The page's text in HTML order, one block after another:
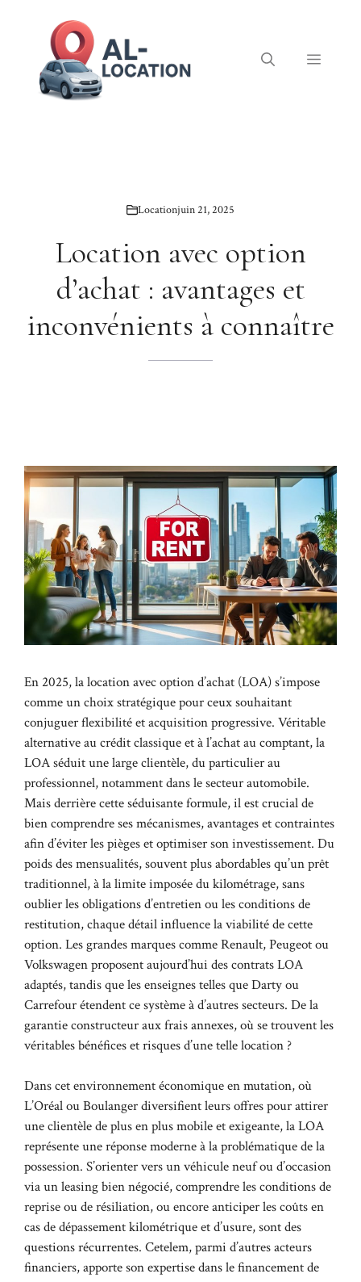
Menu
Locationjuin 21, 2025
Location avec option
d’achat : avantages et
inconvénients à connaître
En 2025, la location avec option d’achat (LOA) s’impose
comme un choix stratégique pour ceux souhaitant
conjuguer flexibilité et acquisition progressive. Véritable
alternative au crédit classique et à l’achat au comptant, la
LOA séduit une large clientèle, du particulier au
professionnel, notamment dans le secteur automobile.
Mais derrière cette séduisante formule, il est crucial de
bien comprendre ses mécanismes, avantages et contraintes
afin d’éviter les pièges et optimiser son investissement. Du
poids des mensualités, souvent plus abordables qu’un prêt
traditionnel, à la limite imposée du kilométrage, sans
oublier les obligations d’entretien ou les conditions de
restitution, chaque détail influence la viabilité de cette
option. Les grandes marques comme Renault, Peugeot ou
Volkswagen proposent aujourd’hui des contrats LOA
adaptés, tandis que les enseignes telles que Darty ou
Carrefour étendent ce système à d’autres secteurs. De la
garantie constructeur aux frais annexes, où se trouvent les
véritables bénéfices et risques d’une telle location ?
Dans cet environnement économique en mutation, où
L’Oréal ou Boulanger diversifient leurs offres pour attirer
une clientèle de plus en plus mobile et exigeante, la LOA
représente une réponse moderne à la problématique de la
possession. S’orienter vers un véhicule neuf ou d’occasion
via un leasing bien négocié, comprendre les conditions de
reprise ou de résiliation, ou encore anticiper les coûts en
cas de dépassement kilométrique et d’usure, sont des
questions récurrentes. Cetelem, parmi d’autres acteurs
financiers, apporte son expertise dans le financement de